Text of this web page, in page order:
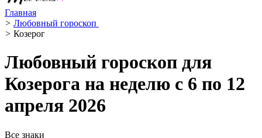
Главная
> Любовный гороскоп ️
> Козерог ️
Любовный гороскоп для
Козерога на неделю с 6 по 12
апреля 2026
Все знаки